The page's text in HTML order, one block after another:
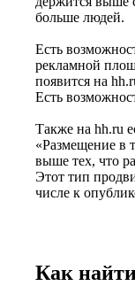
больше людей.
Есть
рекламной
появится на
Есть
Также на hh.ru
«Размещение в
выше тех, что
Этот тип
числе к
Как